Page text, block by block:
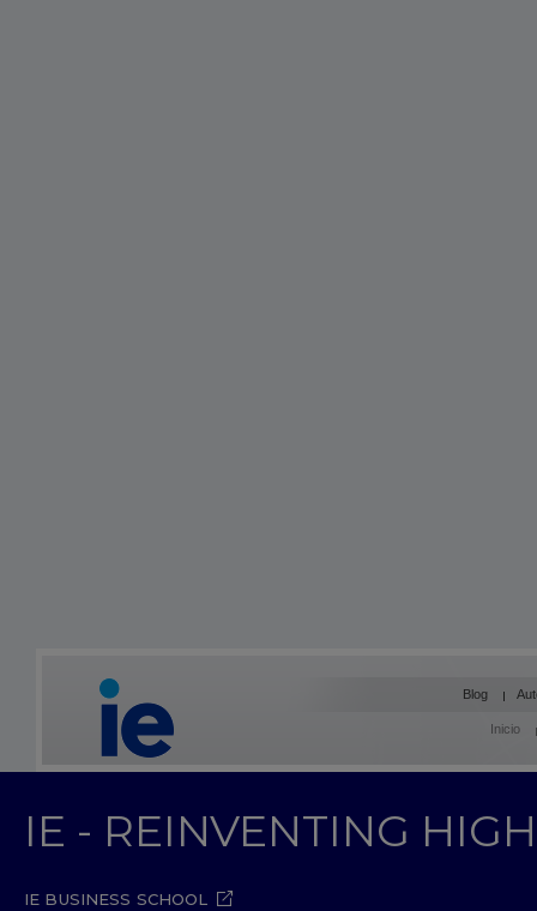
Blog
Inicio
IE - REINVENTING
IE BUSINESS SCHOOL